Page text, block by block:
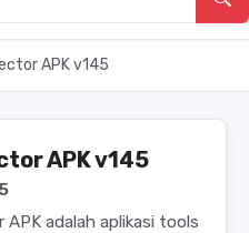
APK v145
APK v145
adalah aplikasi tools